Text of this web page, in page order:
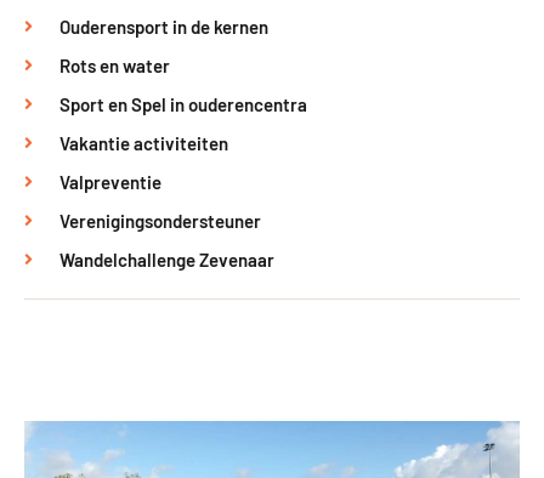
Ouderensport in de kernen
Rots en water
Sport en Spel in ouderencentra
Vakantie activiteiten
Valpreventie
Verenigingsondersteuner
Wandelchallenge Zevenaar